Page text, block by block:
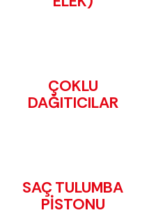
ÇOKLU
DAĞITICILAR
SAÇ TULUMBA
PİSTONU